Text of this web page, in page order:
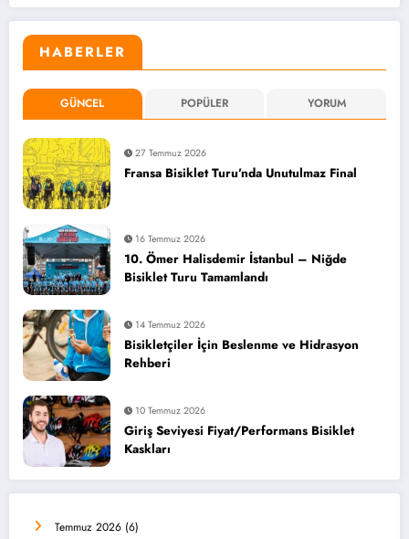
HABERLER
GÜNCEL POPÜLER YORUM
27 Temmuz 2026
Fransa Bisiklet Turu’nda Unutulmaz Final
16 Temmuz 2026
10. Ömer Halisdemir İstanbul – Niğde
Bisiklet Turu Tamamlandı
14 Temmuz 2026
Bisikletçiler İçin Beslenme ve Hidrasyon
Rehberi
10 Temmuz 2026
Giriş Seviyesi Fiyat/Performans Bisiklet
Kaskları
Temmuz 2026 (6)